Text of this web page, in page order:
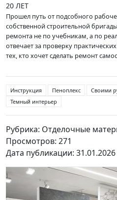
20 ЛЕТ
Прошел путь от подсобного
собственной строительной
ремонта не по учебникам, а по
отвечает за проверку
тех, кто хочет сделать ремонт
Инструкция Пеноплекс Своими
Темный интерьер
Рубрика: Отделочные
Просмотров: 271
Дата публикации: 31.01.2026